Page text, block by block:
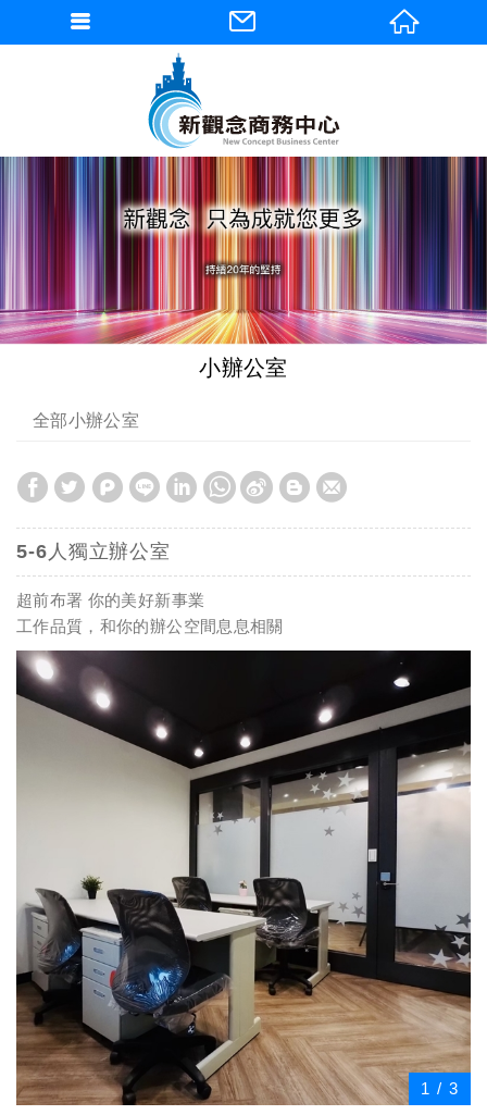
小辦公室
全部小辦公室
5-6人獨立辦公室
超前布署 你的美好新事業
工作品質，和你的辦公空間息息相關
1 / 3